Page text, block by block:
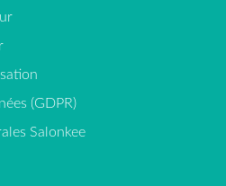
(GDPR)
Salonkee